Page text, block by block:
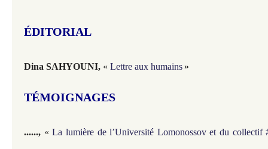
ÉDITORIAL
Dina SAHYOUNI, « Lettre aux humains »
TÉMOIGNAGES
......, «La lumière de l’Université Lomonossov et du collectif